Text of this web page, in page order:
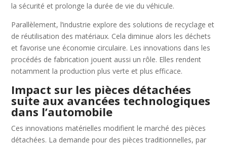
la sécurité et prolonge la durée de vie du véhicule.
Parallèlement, l’industrie explore des solutions de recyclage et
de réutilisation des matériaux. Cela diminue alors les déchets
et favorise une économie circulaire. Les innovations dans les
procédés de fabrication jouent aussi un rôle. Elles rendent
notamment la production plus verte et plus efficace.
Impact sur les pièces détachées
suite aux avancées technologiques
dans l’automobile
Ces innovations matérielles modifient le marché des pièces
détachées. La demande pour des pièces traditionnelles, par